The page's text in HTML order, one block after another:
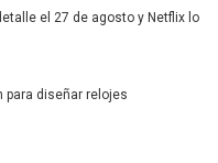
el 27 de agosto y Netflix lo
para diseñar relojes